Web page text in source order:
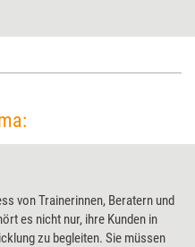
von Trainerinnen, Beratern und
es nicht nur, ihre Kunden in
zu begleiten. Sie müssen